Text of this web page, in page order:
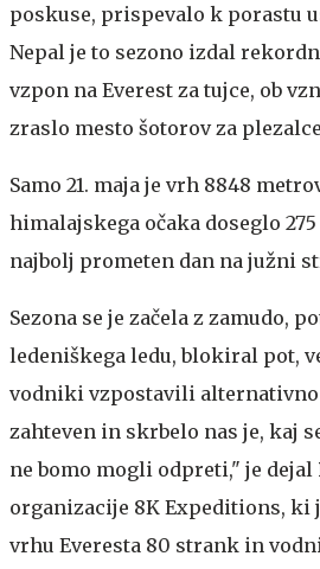
poskuse, prispevalo k porastu
Nepal je to sezono izdal
vzpon na Everest za tujce, ob
zraslo mesto šotorov za
Samo 21. maja je vrh 8848
himalajskega očaka doseglo
najbolj prometen dan na južni
Sezona se je začela z zamudo,
ledeniškega ledu, blokiral pot,
vodniki vzpostavili alternativno
zahteven in skrbelo nas je, kaj
ne bomo mogli odpreti," je dejal
organizacije 8K Expeditions, ki
vrhu Everesta 80 strank in